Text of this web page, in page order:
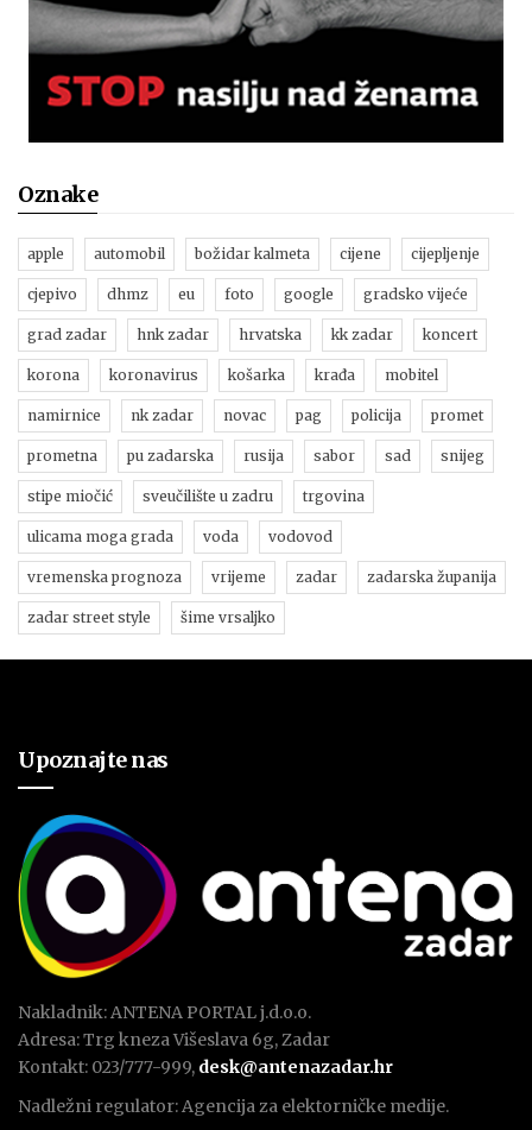
Oznake
apple automobil božidar kalmeta cijene cijepljenje
cjepivo dhmz eu foto google gradsko vijeće
grad zadar hnk zadar hrvatska kk zadar koncert
korona koronavirus košarka krađa mobitel
namirnice nk zadar novac pag policija promet
prometna pu zadarska rusija sabor sad snijeg
stipe miočić sveučilište u zadru trgovina
ulicama moga grada voda vodovod
vremenska prognoza vrijeme zadar zadarska županija
zadar street style šime vrsaljko
Upoznajte nas
Nakladnik: ANTENA PORTAL j.d.o.o.
Adresa: Trg kneza Višeslava 6g, Zadar
Kontakt: 023/777-999, desk@antenazadar.hr
Nadležni regulator: Agencija za elektorničke medije.